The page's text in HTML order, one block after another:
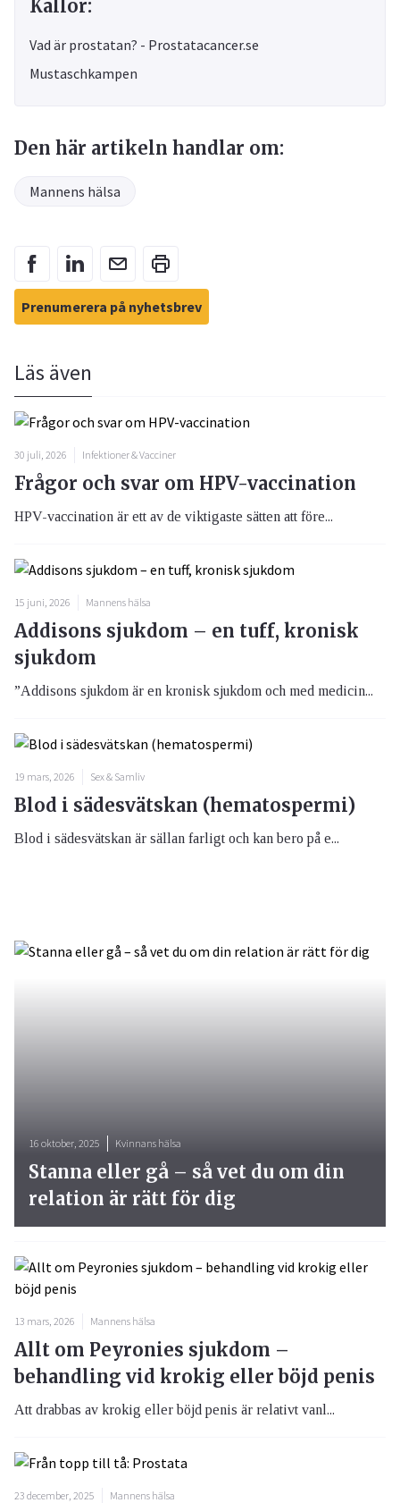
Källor:
Vad är prostatan? - Prostatacancer.se
Mustaschkampen
Den här artikeln handlar om:
Mannens hälsa
Prenumerera på nyhetsbrev
Läs även
30 juli, 2026 Infektioner & Vacciner
Frågor och svar om HPV-vaccination
HPV-vaccination är ett av de viktigaste sätten att före...
15 juni, 2026 Mannens hälsa
Addisons sjukdom – en tuff, kronisk
sjukdom
”Addisons sjukdom är en kronisk sjukdom och med medicin...
19 mars, 2026 Sex & Samliv
Blod i sädesvätskan (hematospermi)
Blod i sädesvätskan är sällan farligt och kan bero på e...
13 mars, 2026 Mannens hälsa
Allt om Peyronies sjukdom –
behandling vid krokig eller böjd penis
Att drabbas av krokig eller böjd penis är relativt vanl...
23 december, 2025 Mannens hälsa
16 oktober, 2025 Kvinnans hälsa
Stanna eller gå – så vet du om din
relation är rätt för dig